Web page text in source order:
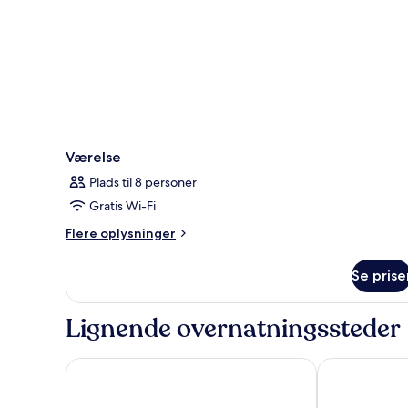
Værelse
Plads til 8 personer
Gratis Wi-Fi
Flere oplysninger
Flere
Se
Lignende overnatningssteder
Coco Palm Green Fig